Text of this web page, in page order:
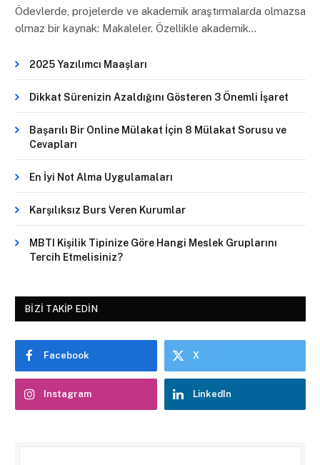
Ödevlerde, projelerde ve akademik araştırmalarda olmazsa
olmaz bir kaynak: Makaleler. Özellikle akademik…
2025 Yazılımcı Maaşları
Dikkat Sürenizin Azaldığını Gösteren 3 Önemli İşaret
Başarılı Bir Online Mülakat İçin 8 Mülakat Sorusu ve
Cevapları
En İyi Not Alma Uygulamaları
Karşılıksız Burs Veren Kurumlar
MBTI Kişilik Tipinize Göre Hangi Meslek Gruplarını
Tercih Etmelisiniz?
BIZI TAKIP EDIN
Facebook X
Instagram LinkedIn